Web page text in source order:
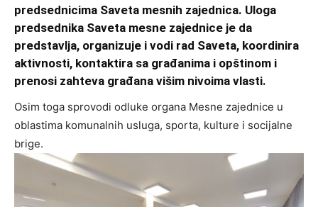
predsednicima Saveta mesnih zajednica. Uloga
predsednika Saveta mesne zajednice je da
predstavlja, organizuje i vodi rad Saveta, koordinira
aktivnosti, kontaktira sa građanima i opštinom i
prenosi zahteva građana višim nivoima vlasti.
Osim toga sprovodi odluke organa Mesne zajednice u
oblastima komunalnih usluga, sporta, kulture i socijalne
brige.